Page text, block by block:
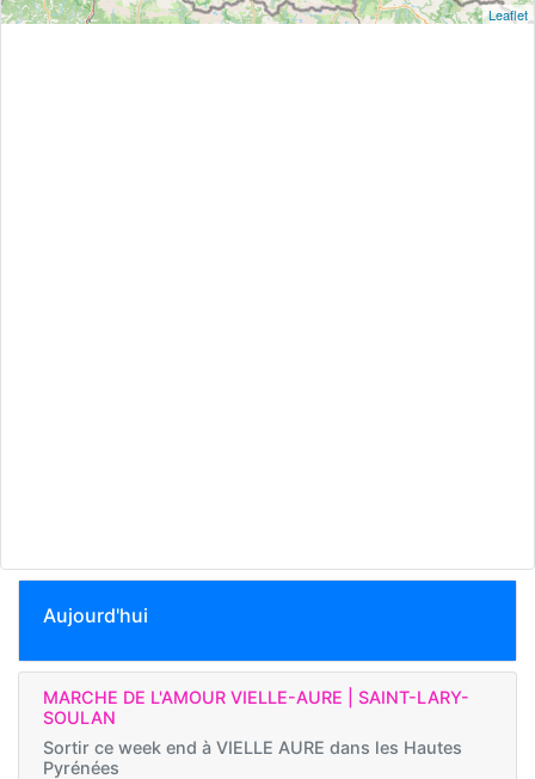
Leaflet
Aujourd'hui
MARCHE DE L'AMOUR VIELLE-AURE | SAINT-LARY-
SOULAN
Sortir ce week end à VIELLE AURE dans les Hautes
Pyrénées